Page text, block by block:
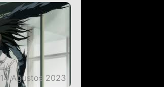
14 Ağustos 2023